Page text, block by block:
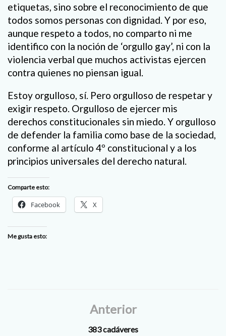
etiquetas, sino sobre el reconocimiento de que
todos somos personas con dignidad. Y por eso,
aunque respeto a todos, no comparto ni me
identifico con la noción de ‘orgullo gay’, ni con la
violencia verbal que muchos activistas ejercen
contra quienes no piensan igual.
Estoy orgulloso, sí. Pero orgulloso de respetar y
exigir respeto. Orgulloso de ejercer mis
derechos constitucionales sin miedo. Y orgulloso
de defender la familia como base de la sociedad,
conforme al artículo 4º constitucional y a los
principios universales del derecho natural.
Comparte esto:
Facebook X
Me gusta esto:
Anterior
383 cadáveres